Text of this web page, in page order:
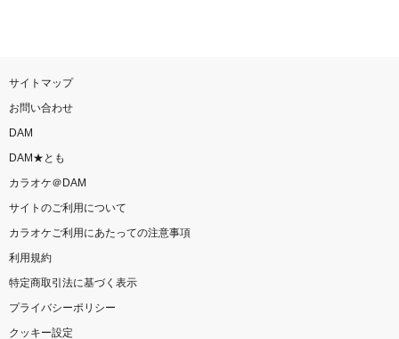
サイトマップ
お問い合わせ
DAM
DAM★とも
カラオケ＠DAM
サイトのご利用について
カラオケご利用にあたっての注意事項
利用規約
特定商取引法に基づく表示
プライバシーポリシー
クッキー設定